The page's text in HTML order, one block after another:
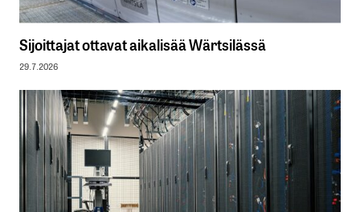
Sijoittajat ottavat aikalisää Wärtsilässä
29.7.2026